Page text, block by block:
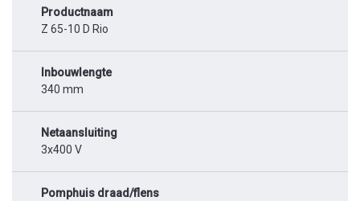
Productnaam
Z 65-10 D Rio
Inbouwlengte
340 mm
Netaansluiting
3x400 V
Pomphuis draad/flens